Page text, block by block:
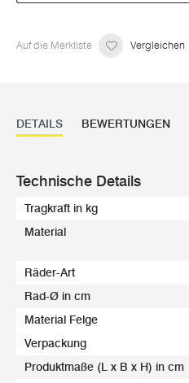
Auf die Merkliste Vergleichen
DETAILS BEWERTUNGEN
Technische Details
Tragkraft in kg
Material
Räder-Art
Rad-Ø in cm
Material Felge
Verpackung
Produktmaße (L x B x H) in cm